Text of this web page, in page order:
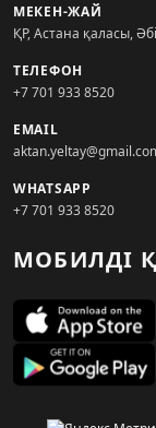
МЕКЕН-ЖАЙ
ҚР, Астана қаласы,
ТЕЛЕФОН
+7 701 933 8520
EMAIL
WHATSAPP
+7 701 933 8520
МОБИЛДІ